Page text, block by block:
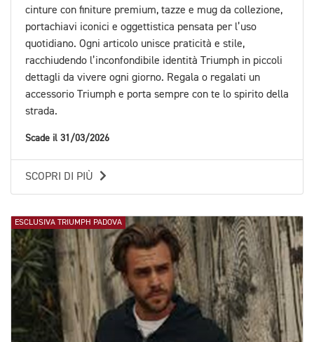
cinture con finiture premium, tazze e mug da collezione,
portachiavi iconici e oggettistica pensata per l’uso
quotidiano. Ogni articolo unisce praticità e stile,
racchiudendo l’inconfondibile identità Triumph in piccoli
dettagli da vivere ogni giorno. Regala o regalati un
accessorio Triumph e porta sempre con te lo spirito della
strada.
Scade il 31/03/2026
SCOPRI DI PIÙ
ESCLUSIVA TRIUMPH PADOVA